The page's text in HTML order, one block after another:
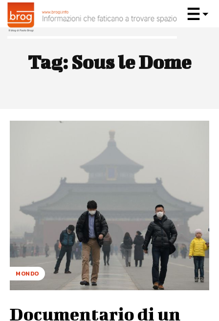
Tag: Sous le Dome
MONDO
Documentario di un